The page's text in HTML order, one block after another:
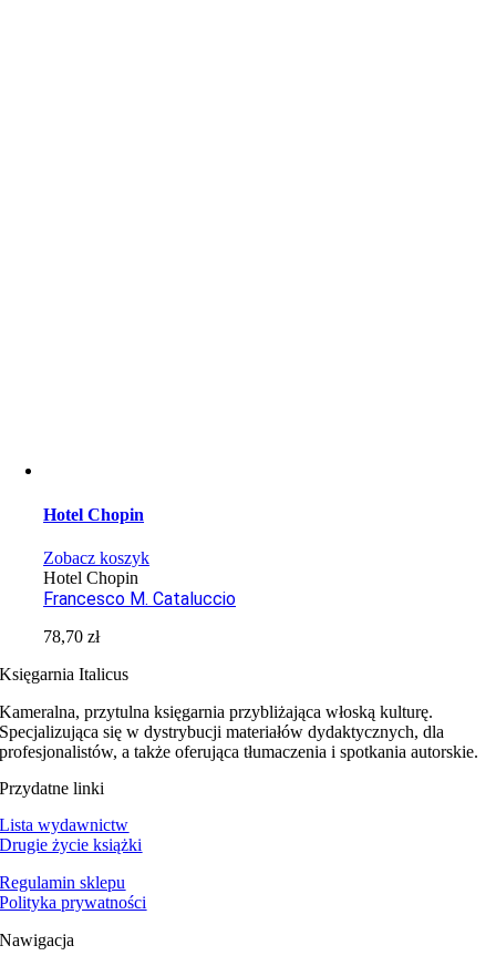
Hotel Chopin
Zobacz koszyk
Hotel Chopin
Francesco M. Cataluccio
78,70zł
Księgarnia Italicus
Kameralna, przytulna księgarnia przybliżająca włoską kulturę.
Specjalizująca się w dystrybucji materiałów dydaktycznych, dla
profesjonalistów, a także oferująca tłumaczenia i spotkania autorskie.
Przydatne linki
Lista wydawnictw
Drugie życie książki
Regulamin sklepu
Polityka prywatności
Nawigacja